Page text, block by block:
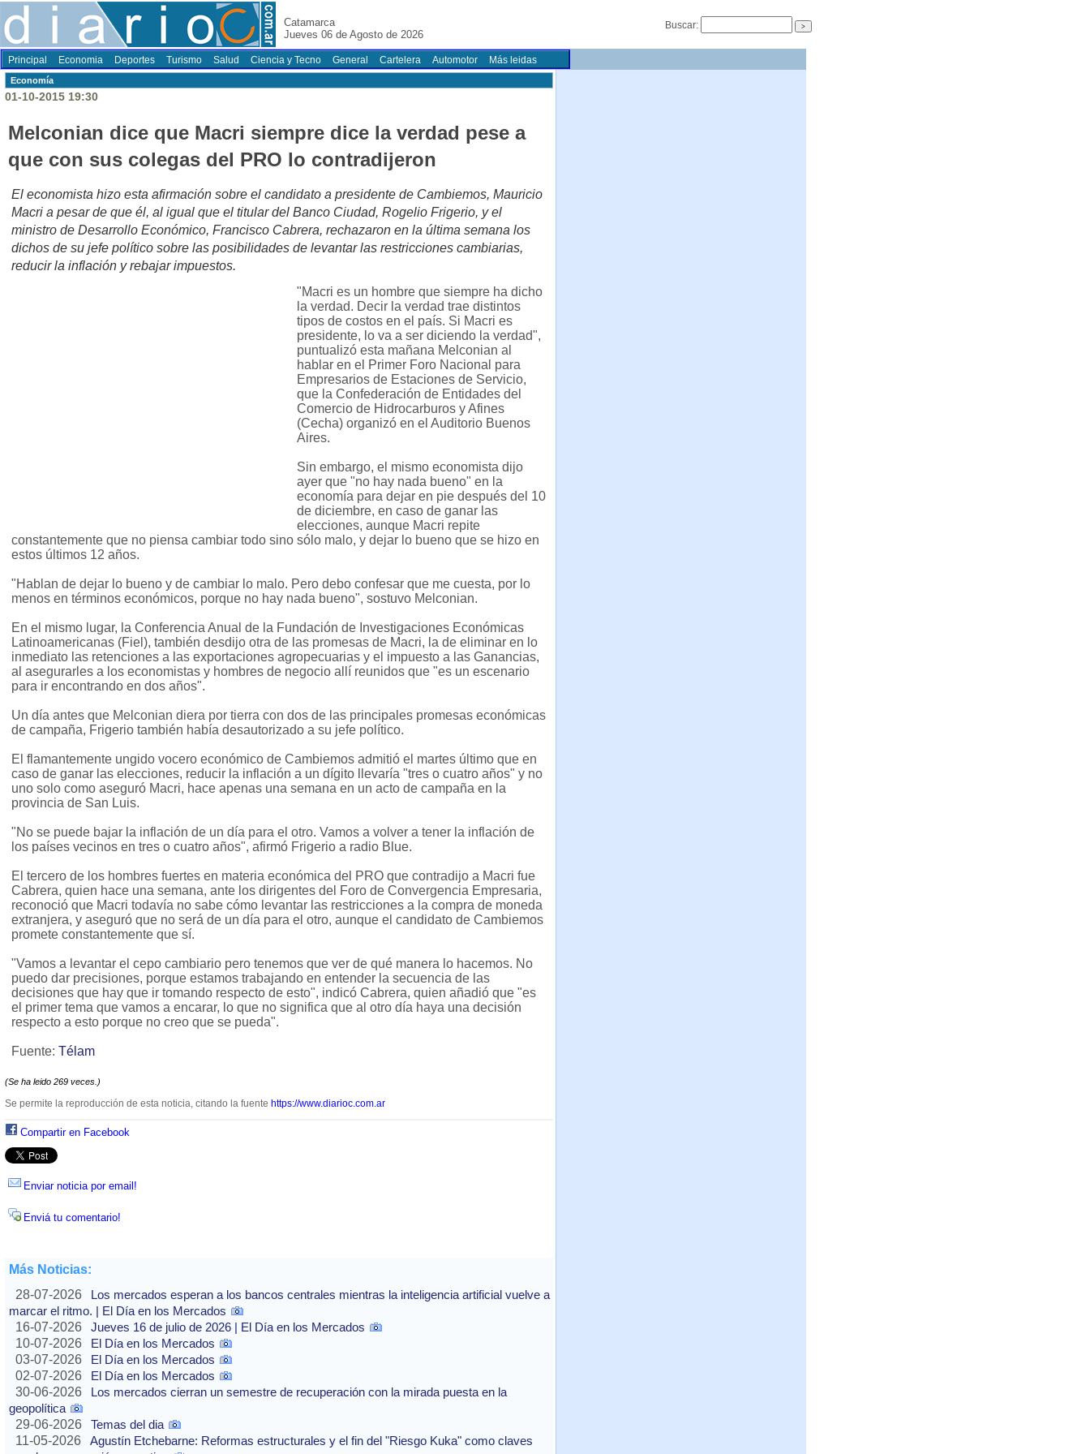
Catamarca
Jueves 06 de Agosto de 2026
Buscar:
Principal Economia Deportes Turismo Salud Ciencia y Tecno General Cartelera Automotor Más leidas
Economí­a
01-10-2015 19:30
Melconian dice que Macri siempre dice la verdad pese a
que con sus colegas del PRO lo contradijeron
El economista hizo esta afirmación sobre el candidato a presidente de Cambiemos, Mauricio
Macri a pesar de que él, al igual que el titular del Banco Ciudad, Rogelio Frigerio, y el
ministro de Desarrollo Económico, Francisco Cabrera, rechazaron en la última semana los
dichos de su jefe político sobre las posibilidades de levantar las restricciones cambiarias,
reducir la inflación y rebajar impuestos.
"Macri es un hombre que siempre ha dicho
la verdad. Decir la verdad trae distintos
tipos de costos en el país. Si Macri es
presidente, lo va a ser diciendo la verdad",
puntualizó esta mañana Melconian al
hablar en el Primer Foro Nacional para
Empresarios de Estaciones de Servicio,
que la Confederación de Entidades del
Comercio de Hidrocarburos y Afines
(Cecha) organizó en el Auditorio Buenos
Aires.
Sin embargo, el mismo economista dijo
ayer que "no hay nada bueno" en la
economía para dejar en pie después del 10
de diciembre, en caso de ganar las
elecciones, aunque Macri repite
constantemente que no piensa cambiar todo sino sólo malo, y dejar lo bueno que se hizo en
estos últimos 12 años.
"Hablan de dejar lo bueno y de cambiar lo malo. Pero debo confesar que me cuesta, por lo
menos en términos económicos, porque no hay nada bueno", sostuvo Melconian.
En el mismo lugar, la Conferencia Anual de la Fundación de Investigaciones Económicas
Latinoamericanas (Fiel), también desdijo otra de las promesas de Macri, la de eliminar en lo
inmediato las retenciones a las exportaciones agropecuarias y el impuesto a las Ganancias,
al asegurarles a los economistas y hombres de negocio allí reunidos que "es un escenario
para ir encontrando en dos años".
Un día antes que Melconian diera por tierra con dos de las principales promesas económicas
de campaña, Frigerio también había desautorizado a su jefe político.
El flamantemente ungido vocero económico de Cambiemos admitió el martes último que en
caso de ganar las elecciones, reducir la inflación a un dígito llevaría "tres o cuatro años" y no
uno solo como aseguró Macri, hace apenas una semana en un acto de campaña en la
provincia de San Luis.
"No se puede bajar la inflación de un día para el otro. Vamos a volver a tener la inflación de
los países vecinos en tres o cuatro años", afirmó Frigerio a radio Blue.
El tercero de los hombres fuertes en materia económica del PRO que contradijo a Macri fue
Cabrera, quien hace una semana, ante los dirigentes del Foro de Convergencia Empresaria,
reconoció que Macri todavía no sabe cómo levantar las restricciones a la compra de moneda
extranjera, y aseguró que no será de un día para el otro, aunque el candidato de Cambiemos
promete constantemente que sí.
"Vamos a levantar el cepo cambiario pero tenemos que ver de qué manera lo hacemos. No
puedo dar precisiones, porque estamos trabajando en entender la secuencia de las
decisiones que hay que ir tomando respecto de esto", indicó Cabrera, quien añadió que "es
el primer tema que vamos a encarar, lo que no significa que al otro día haya una decisión
respecto a esto porque no creo que se pueda".
Fuente: Télam
(Se ha leido 269 veces.)
Se permite la reproducción de esta noticia, citando la fuente https://www.diarioc.com.ar
Compartir en Facebook
Enviar noticia por email!
Enviá tu comentario!
Más Noticias:
28-07-2026
Los mercados esperan a los bancos centrales mientras la inteligencia artificial vuelve a
marcar el ritmo. | El Día en los Mercados
16-07-2026
Jueves 16 de julio de 2026 | El Día en los Mercados
10-07-2026
El Día en los Mercados
03-07-2026
El Día en los Mercados
02-07-2026
El Día en los Mercados
30-06-2026
Los mercados cierran un semestre de recuperación con la mirada puesta en la
geopolítica
29-06-2026
Temas del dia
11-05-2026
Agustín Etchebarne: Reformas estructurales y el fin del "Riesgo Kuka" como claves